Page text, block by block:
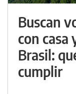
Buscan
con casa
Brasil:
cumplir